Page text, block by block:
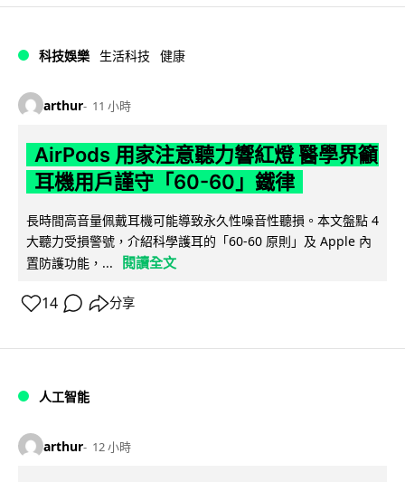
科技娛樂 生活科技 健康
arthur 11 小時
AirPods 用家注意聽力響紅燈 醫學界籲
耳機用戶謹守「60-60」鐵律
長時間高音量佩戴耳機可能導致永久性噪音性聽損。本文盤點 4
大聽力受損警號，介紹科學護耳的「60-60 原則」及 Apple 內
置防護功能，...
閱讀全文
14 分享
人工智能
arthur 12 小時